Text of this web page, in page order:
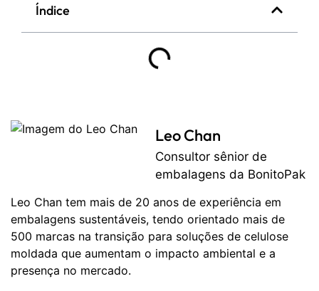
Índice
Leo Chan
Consultor sênior de
embalagens da BonitoPak
Leo Chan tem mais de 20 anos de experiência em
embalagens sustentáveis, tendo orientado mais de
500 marcas na transição para soluções de celulose
moldada que aumentam o impacto ambiental e a
presença no mercado.